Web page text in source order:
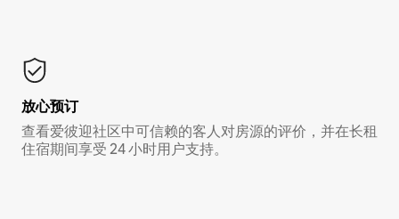
放心预订
查看爱彼迎社区中可信赖的客人对房源的评价，并在长租
住宿期间享受 24 小时用户支持。